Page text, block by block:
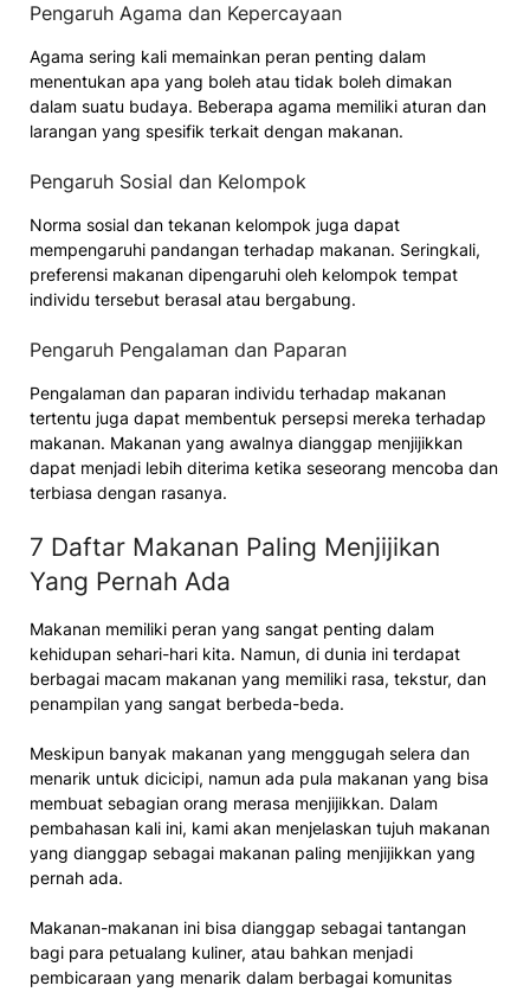
Pengaruh Agama dan Kepercayaan
Agama sering kali memainkan peran penting dalam
menentukan apa yang boleh atau tidak boleh dimakan
dalam suatu budaya. Beberapa agama memiliki aturan dan
larangan yang spesifik terkait dengan makanan.
Pengaruh Sosial dan Kelompok
Norma sosial dan tekanan kelompok juga dapat
mempengaruhi pandangan terhadap makanan. Seringkali,
preferensi makanan dipengaruhi oleh kelompok tempat
individu tersebut berasal atau bergabung.
Pengaruh Pengalaman dan Paparan
Pengalaman dan paparan individu terhadap makanan
tertentu juga dapat membentuk persepsi mereka terhadap
makanan. Makanan yang awalnya dianggap menjijikkan
dapat menjadi lebih diterima ketika seseorang mencoba dan
terbiasa dengan rasanya.
7 Daftar Makanan Paling Menjijikan
Yang Pernah Ada
Makanan memiliki peran yang sangat penting dalam
kehidupan sehari-hari kita. Namun, di dunia ini terdapat
berbagai macam makanan yang memiliki rasa, tekstur, dan
penampilan yang sangat berbeda-beda.
Meskipun banyak makanan yang menggugah selera dan
menarik untuk dicicipi, namun ada pula makanan yang bisa
membuat sebagian orang merasa menjijikkan. Dalam
pembahasan kali ini, kami akan menjelaskan tujuh makanan
yang dianggap sebagai makanan paling menjijikkan yang
pernah ada.
Makanan-makanan ini bisa dianggap sebagai tantangan
bagi para petualang kuliner, atau bahkan menjadi
pembicaraan yang menarik dalam berbagai komunitas